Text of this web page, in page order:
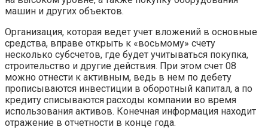
машин и других объектов.
Организация, которая ведет учет вложений в основные
средства, вправе открыть к «восьмому» счету
несколько субсчетов, где будет учитываться покупка,
строительство и другие действия. При этом счет 08
можно отнести к активным, ведь в нем по дебету
прописываются инвестиции в оборотный капитал, а по
кредиту списываются расходы компании во время
использования активов. Конечная информация находит
отражение в отчетности в конце года.